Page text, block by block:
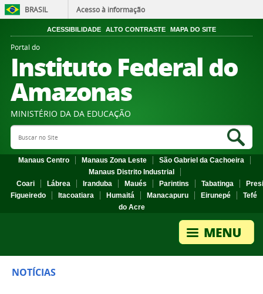
BRASIL Acesso à informação
ACESSIBILIDADE ALTO CONTRASTE MAPA DO SITE
Portal do
Instituto Federal do
Amazonas
MINISTÉRIO DA DA EDUCAÇÃO
Search Site
Manaus Centro Manaus Zona Leste
São Gabriel da Cachoeira
Manaus Distrito Industrial
Coari
Lábrea Iranduba Maués Parintins Tabatinga
Figueiredo
Itacoatiara Humaitá Manacapuru Eirunepé
Tefé
do Acre
NOTÍCIAS